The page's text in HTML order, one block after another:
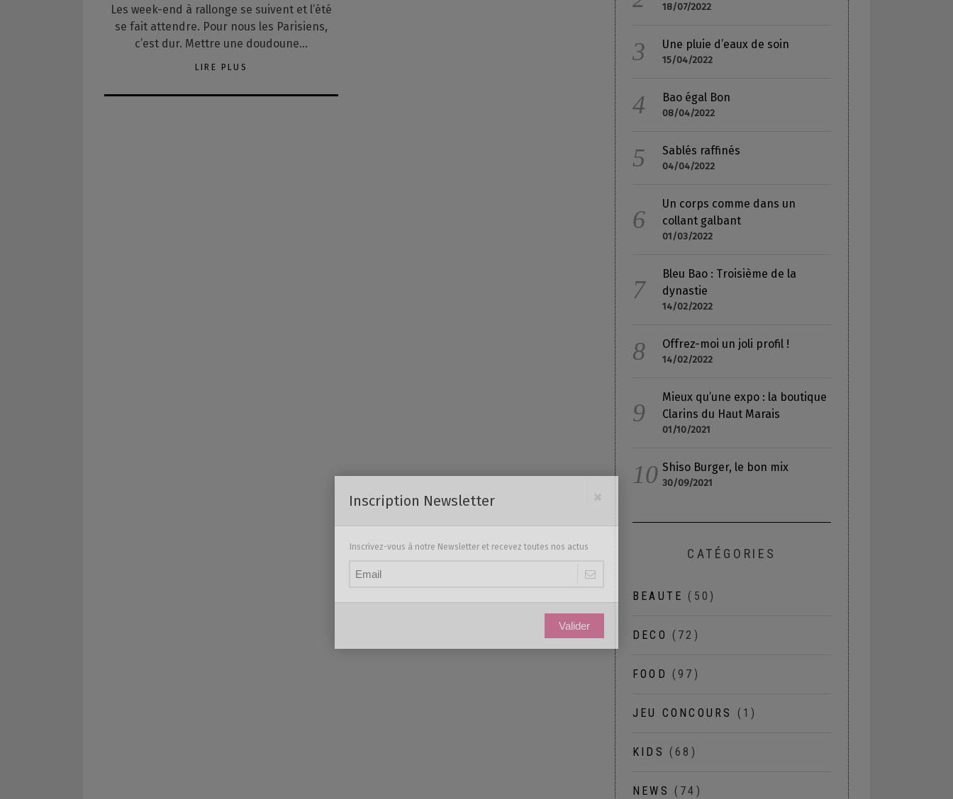
Les week-end à rallonge se suivent et l’été
se fait attendre. Pour nous les Parisiens,
c’est dur. Mettre une doudoune…
LIRE PLUS
18/07/2022
Une pluie d’eaux de soin
15/04/2022
Bao égal Bon
08/04/2022
Sablés raffinés
04/04/2022
Un corps comme dans un
collant galbant
01/03/2022
Bleu Bao : Troisième de la
dynastie
14/02/2022
Offrez-moi un joli profil !
14/02/2022
Mieux qu’une expo : la boutique
Clarins du Haut Marais
01/10/2021
Shiso Burger, le bon mix
30/09/2021
CATÉGORIES
BEAUTE (50)
DECO (72)
FOOD (97)
JEU CONCOURS (1)
KIDS (68)
NEWS (74)
Inscription Newsletter
Inscrivez-vous à notre Newsletter et recevez toutes nos actus
Valider